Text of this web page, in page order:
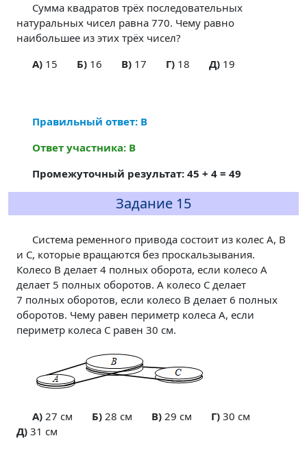
Сумма квадратов трёх последовательных
натуральных чисел равна 770. Чему равно
наибольшее из этих трёх чисел?
A)15 Б)16 В)17 Г)18 Д)19
Правильный ответ: В
Ответ участника: В
Промежуточный результат: 45 + 4 = 49
Задание 15
Система ременного привода состоит из колес A, B
и C, которые вращаются без проскальзывания.
Колесо B делает 4 полных оборота, если колесо A
делает 5 полных оборотов. А колесо C делает
7 полных оборотов, если колесо B делает 6 полных
оборотов. Чему равен периметр колеса A, если
периметр колеса C равен 30 см.
A)27 см Б)28 см В)29 см Г)30 см
Д) 31 см